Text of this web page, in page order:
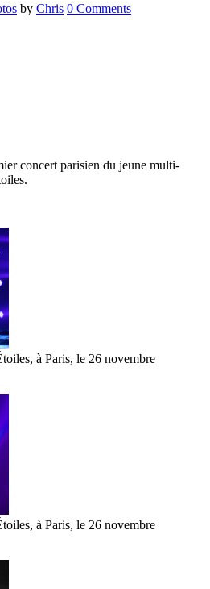
by Chris 0 Comments
concert parisien du jeune multi-
à Paris, le 26 novembre
à Paris, le 26 novembre